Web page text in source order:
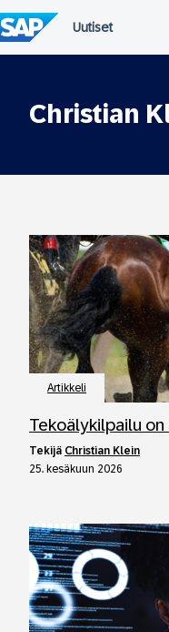
suoraan
sisältöön
Christian
Artikkeli
Tekoälykilpailu
tekijä Christian Klein
25. kesäkuun 2026